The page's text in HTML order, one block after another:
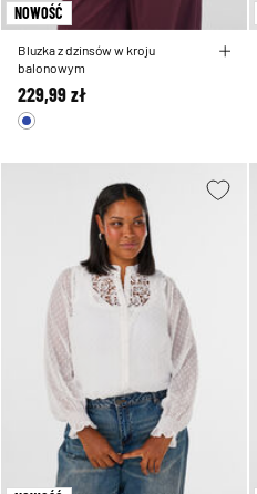
NOWOŚĆ
Bluzka z dzinsów w kroju
balonowym
229,99 zł